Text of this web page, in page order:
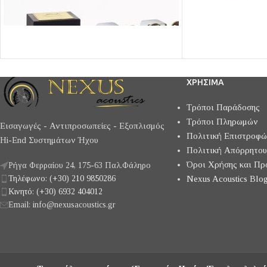
MELODY ASTRO
Ολοκληρωμένος
ποιότητας
τάξη ΑΒ1 αποδίδει
C-CORE μεγάλου
Εισαγωγές - Αντιπροσωπείες - Εξοπλισμός
Hi-End Συστημάτων Ήχου
Ρήγα Φερραίου 24, 175-63 Παλ.Φάληρο
Τηλέφωνο: (+30) 210 9850286
Κινητό: (+30) 6932 404012
Email: info@nexusacoustics.gr
ΧΡΗΣΙΜΑ
Τρόποι Παράδοσης
Τρόποι Πληρωμών
Πολιτική
Πολιτική Απόρρητου
Όροι Χρήσης και
Nexus Acoustics